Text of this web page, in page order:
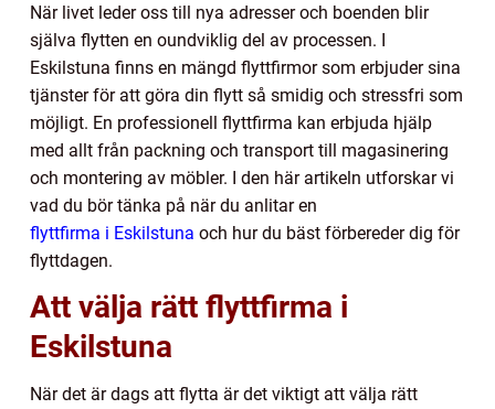
När livet leder oss till nya adresser och boenden blir
själva flytten en oundviklig del av processen. I
Eskilstuna finns en mängd flyttfirmor som erbjuder sina
tjänster för att göra din flytt så smidig och stressfri som
möjligt. En professionell flyttfirma kan erbjuda hjälp
med allt från packning och transport till magasinering
och montering av möbler. I den här artikeln utforskar vi
vad du bör tänka på när du anlitar en
flyttfirma i Eskilstuna och hur du bäst förbereder dig för
flyttdagen.
Att välja rätt flyttfirma i
Eskilstuna
När det är dags att flytta är det viktigt att välja rätt